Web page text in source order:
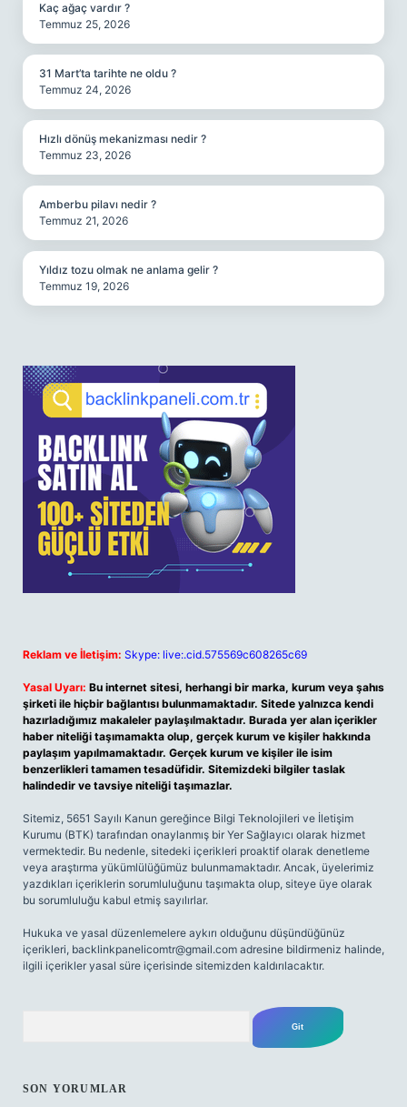
Kaç ağaç vardır ?
Temmuz 25, 2026
31 Mart’ta tarihte ne oldu ?
Temmuz 24, 2026
Hızlı dönüş mekanizması nedir ?
Temmuz 23, 2026
Amberbu pilavı nedir ?
Temmuz 21, 2026
Yıldız tozu olmak ne anlama gelir ?
Temmuz 19, 2026
Reklam ve İletişim: Skype: live:.cid.575569c608265c69
Yasal Uyarı: Bu internet sitesi, herhangi bir marka, kurum veya şahıs
şirketi ile hiçbir bağlantısı bulunmamaktadır. Sitede yalnızca kendi
hazırladığımız makaleler paylaşılmaktadır. Burada yer alan içerikler
haber niteliği taşımamakta olup, gerçek kurum ve kişiler hakkında
paylaşım yapılmamaktadır. Gerçek kurum ve kişiler ile isim
benzerlikleri tamamen tesadüfidir. Sitemizdeki bilgiler taslak
halindedir ve tavsiye niteliği taşımazlar.
Sitemiz, 5651 Sayılı Kanun gereğince Bilgi Teknolojileri ve İletişim
Kurumu (BTK) tarafından onaylanmış bir Yer Sağlayıcı olarak hizmet
vermektedir. Bu nedenle, sitedeki içerikleri proaktif olarak denetleme
veya araştırma yükümlülüğümüz bulunmamaktadır. Ancak, üyelerimiz
yazdıkları içeriklerin sorumluluğunu taşımakta olup, siteye üye olarak
bu sorumluluğu kabul etmiş sayılırlar.
Hukuka ve yasal düzenlemelere aykırı olduğunu düşündüğünüz
içerikleri, backlinkpanelicomtr@gmail.com adresine bildirmeniz halinde,
ilgili içerikler yasal süre içerisinde sitemizden kaldırılacaktır.
SON YORUMLAR